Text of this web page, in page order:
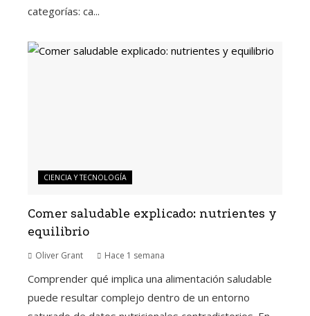
categorías: ca...
CIENCIA Y TECNOLOGÍA
Comer saludable explicado: nutrientes y
equilibrio
Oliver Grant Hace 1 semana
Comprender qué implica una alimentación saludable
puede resultar complejo dentro de un entorno